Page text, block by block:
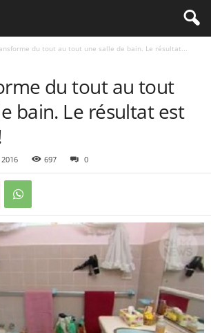
du tout au tout une salle de bain. Le résultat...
du tout au tout
bain. Le résultat est
697 0